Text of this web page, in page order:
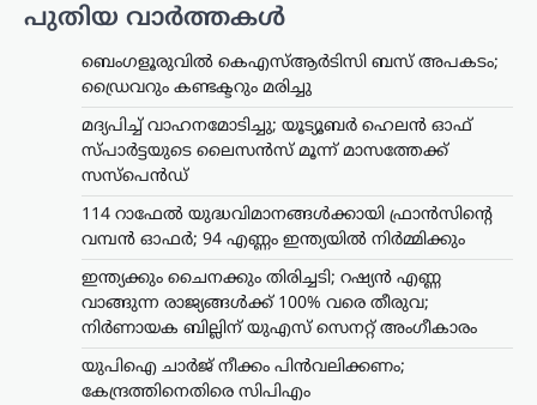
പുതിയ വാർത്തകൾ
ബെംഗളൂരുവിൽ കെഎസ്ആർടിസി ബസ് അപകടം;
ഡ്രൈവറും കണ്ടക്ടറും മരിച്ചു
മദ്യപിച്ച് വാഹനമോടിച്ചു; യൂട്യൂബർ ഹെലൻ ഓഫ്
സ്പാർട്ടയുടെ ലൈസൻസ് മൂന്ന് മാസത്തേക്ക്
സസ്‌പെൻഡ്
114 റാഫേൽ യുദ്ധവിമാനങ്ങൾക്കായി ഫ്രാൻസിന്റെ
വമ്പൻ ഓഫർ; 94 എണ്ണം ഇന്ത്യയിൽ നിർമ്മിക്കും
ഇന്ത്യക്കും ചൈനക്കും തിരിച്ചടി; റഷ്യൻ എണ്ണ
വാങ്ങുന്ന രാജ്യങ്ങൾക്ക് 100% വരെ തീരുവ;
നിർണായക ബില്ലിന് യുഎസ് സെനറ്റ് അംഗീകാരം
യുപിഐ ചാർജ് നീക്കം പിൻവലിക്കണം;
കേന്ദ്രത്തിനെതിരെ സിപിഎം
യുപിഐ ചാർജ് നീക്കം
പിൻവലിക്കണം;
കേന്ദ്രത്തിനെതിരെ
സിപിഎം
യുപിഐ ഇടപാടുകൾക്ക് ചാർജ്
ഏർപ്പെടുത്താൻ കേന്ദ്ര സർക്കാർ നീക്കം
നടത്തുന്നതായി ഉയരുന്ന
റിപ്പോർട്ടുകൾക്കെതിരെ സിപിഎം
രംഗത്ത്. ഡിജിറ്റൽ ഇന്ത്യയുടെ ഭാഗമായി
ജനങ്ങളെ ഡിജിറ്റൽ
പേയ്‌മെന്റുകളിലേക്ക് പ്രോത്സാഹിപ്പിച്ച
സർക്കാർ,…